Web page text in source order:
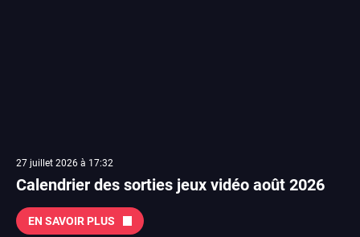
27 juillet 2026 à 17:32
Calendrier des sorties jeux vidéo août 2026
EN SAVOIR PLUS